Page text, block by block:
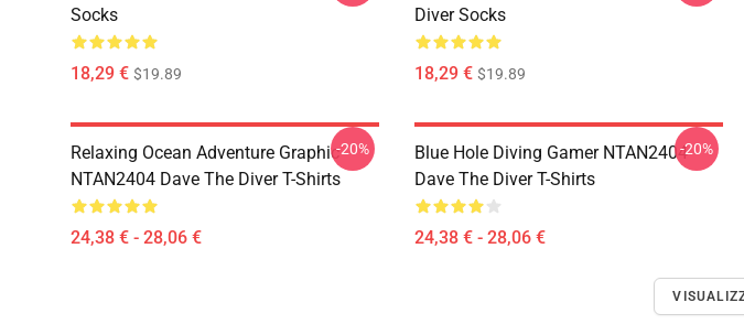
Socks
18,29 € $19.89
Diver Socks
18,29 € $19.89
Relaxing Ocean Adventure Graphic
NTAN2404 Dave The Diver T-Shirts
24,38 € - 28,06 €
-20%
Blue Hole Diving Gamer NTAN2404
Dave The Diver T-Shirts
24,38 € - 28,06 €
-20%